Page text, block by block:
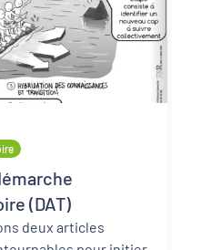
(DAT)
deux articles